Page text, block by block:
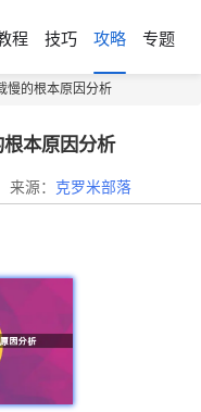
程 技巧 攻略 专题
慢的根本原因分析
本原因分析
来源： 克罗米部落